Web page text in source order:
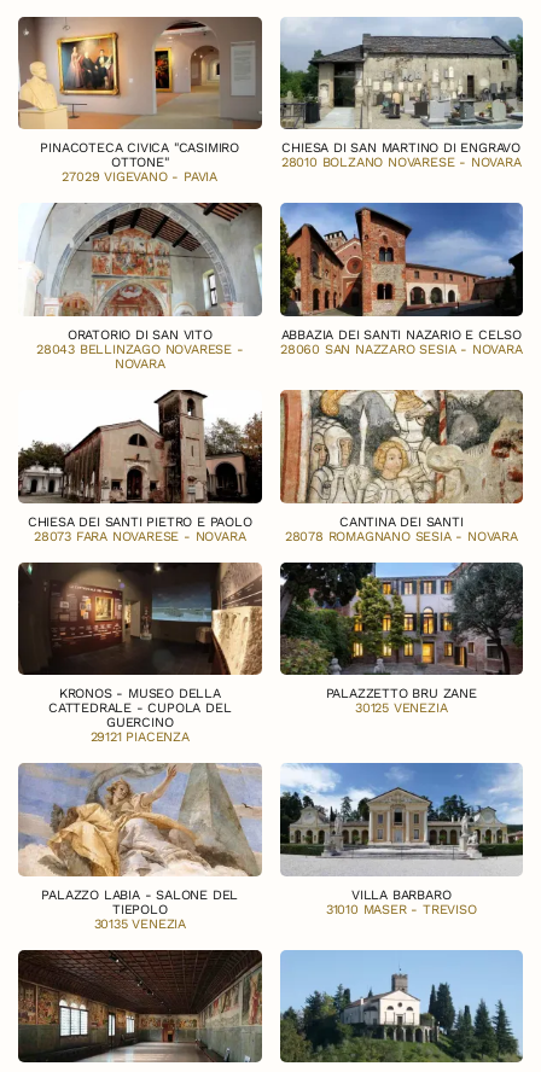
PINACOTECA CIVICA "CASIMIRO
OTTONE"
27029 VIGEVANO - PAVIA
CHIESA DI SAN MARTINO DI ENGRAVO
28010 BOLZANO NOVARESE - NOVARA
ORATORIO DI SAN VITO
28043 BELLINZAGO NOVARESE -
NOVARA
ABBAZIA DEI SANTI NAZARIO E CELSO
28060 SAN NAZZARO SESIA - NOVARA
CHIESA DEI SANTI PIETRO E PAOLO
28073 FARA NOVARESE - NOVARA
CANTINA DEI SANTI
28078 ROMAGNANO SESIA - NOVARA
KRONOS - MUSEO DELLA
CATTEDRALE - CUPOLA DEL
GUERCINO
29121 PIACENZA
PALAZZETTO BRU ZANE
30125 VENEZIA
PALAZZO LABIA - SALONE DEL
TIEPOLO
30135 VENEZIA
VILLA BARBARO
31010 MASER - TREVISO